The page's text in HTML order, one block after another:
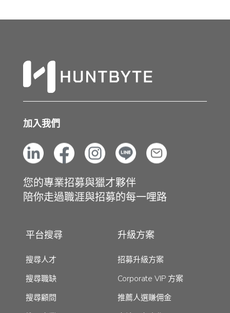
加入我們
您的專業招募與獵才夥伴
陪你走過職涯與招募的每一哩路
平台搜尋
搜尋人才
搜尋職缺
搜尋顧問
升級方案
招募升級方案
Corporate VIP 方案
推薦人選賺佣金